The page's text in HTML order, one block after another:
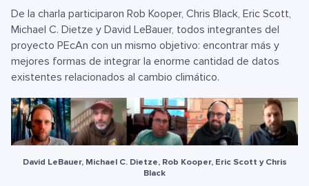
De la charla participaron Rob Kooper, Chris Black, Eric Scott,
Michael C. Dietze y David LeBauer, todos integrantes del
proyecto PEcAn con un mismo objetivo: encontrar más y
mejores formas de integrar la enorme cantidad de datos
existentes relacionados al cambio climático.
David LeBauer, Michael C. Dietze, Rob Kooper, Eric Scott y Chris
Black